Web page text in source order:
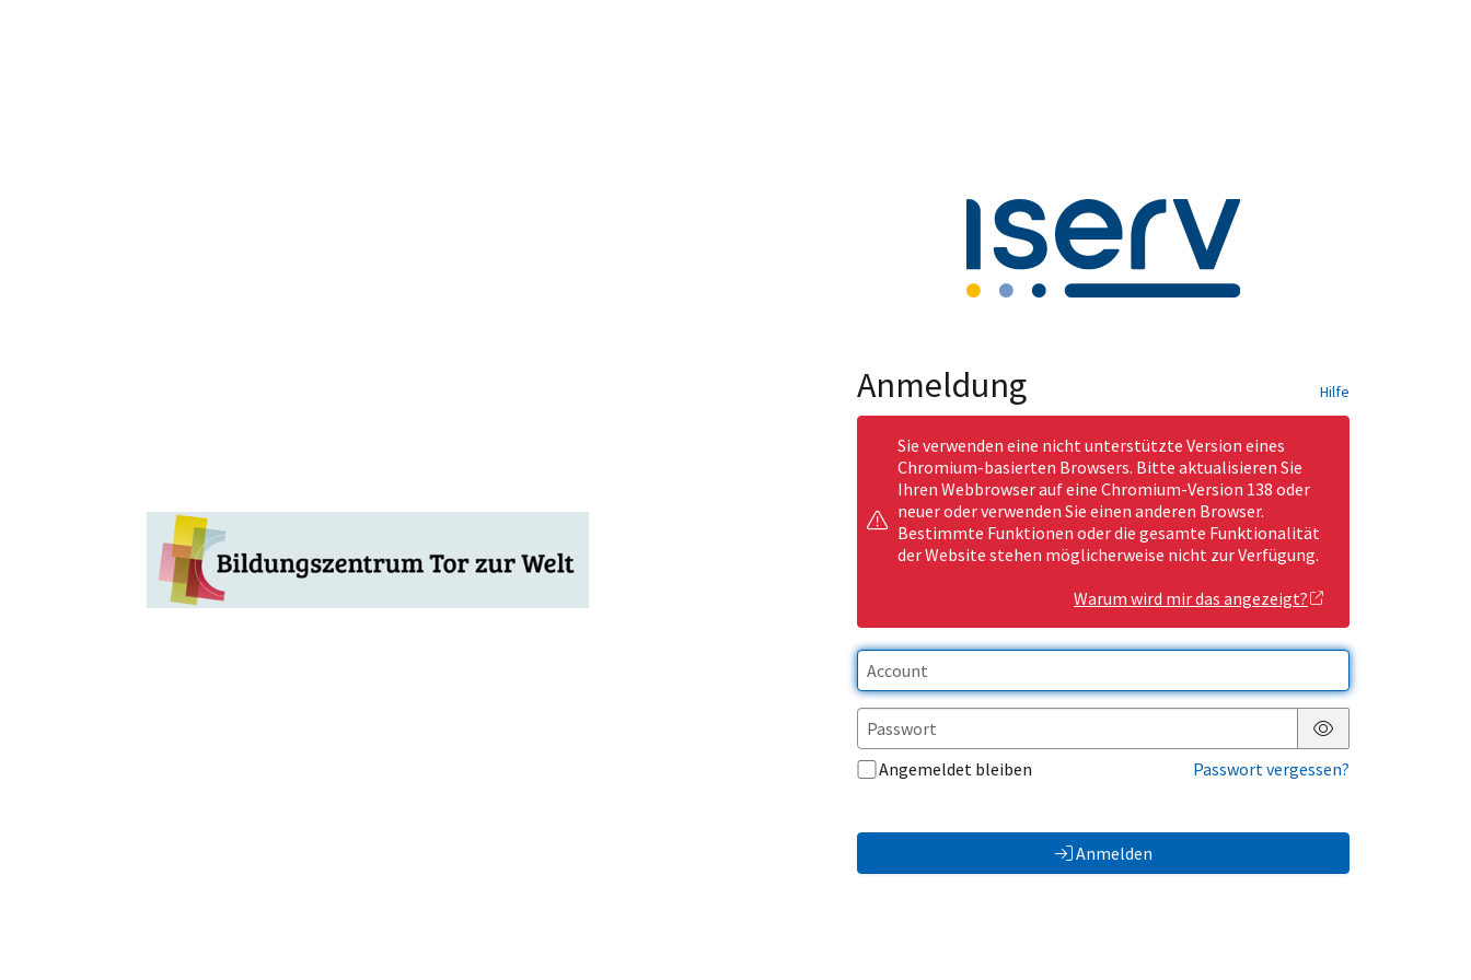
Anmeldung Hilfe
Sie verwenden eine nicht unterstützte Version eines
Chromium-basierten Browsers. Bitte aktualisieren Sie
Ihren Webbrowser auf eine Chromium-Version 138 oder
neuer oder verwenden Sie einen anderen Browser.
Bestimmte Funktionen oder die gesamte Funktionalität
der Website stehen möglicherweise nicht zur Verfügung.
Warum wird mir das angezeigt?
Passwort anzeigen
Angemeldet bleiben
Passwort vergessen?
Anmelden